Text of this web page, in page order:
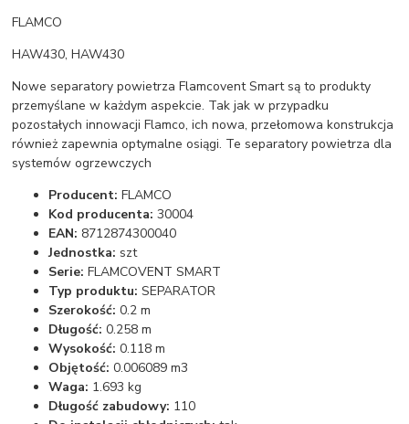
FLAMCO
HAW430, HAW430
Nowe separatory powietrza Flamcovent Smart są to produkty
przemyślane w każdym aspekcie. Tak jak w przypadku
pozostałych innowacji Flamco, ich nowa, przełomowa konstrukcja
również zapewnia optymalne osiągi. Te separatory powietrza dla
systemów ogrzewczych
Producent: FLAMCO
Kod producenta: 30004
EAN: 8712874300040
Jednostka: szt
Serie: FLAMCOVENT SMART
Typ produktu: SEPARATOR
Szerokość: 0.2 m
Długość: 0.258 m
Wysokość: 0.118 m
Objętość: 0.006089 m3
Waga: 1.693 kg
Długość zabudowy: 110